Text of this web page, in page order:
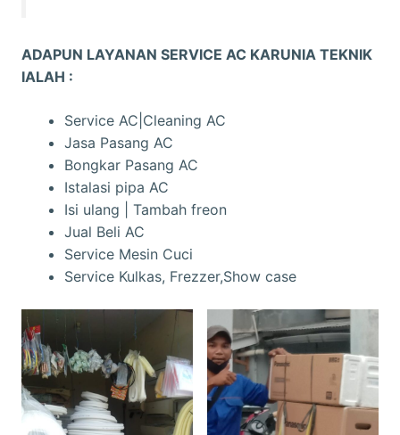
ADAPUN LAYANAN SERVICE AC KARUNIA TEKNIK
IALAH :
Service AC|Cleaning AC
Jasa Pasang AC
Bongkar Pasang AC
Istalasi pipa AC
Isi ulang | Tambah freon
Jual Beli AC
Service Mesin Cuci
Service Kulkas, Frezzer,Show case